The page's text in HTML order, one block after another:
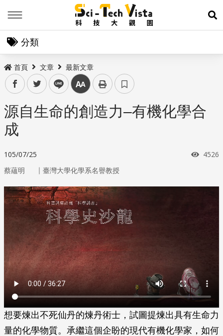
展
分類
首頁 文章 最新文章
facebooktwitter line 中
源自生命的創造力–有機化學合
成
105/07/25 瀏覽
4526
蔡蘊明 ｜ 臺灣大學化學系名譽教授
想要煉出不死仙丹的煉丹術士，試圖提煉出具有生命力
量的化學物質。承繼這個企盼的現代有機化學家，如何